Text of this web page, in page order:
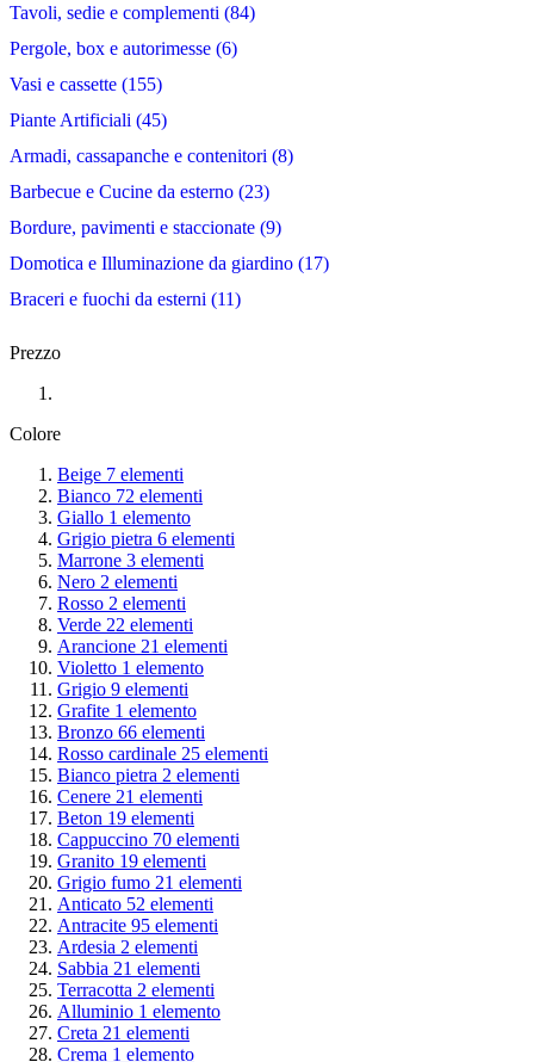
Tavoli, sedie e complementi 84
Pergole, box e autorimesse 6
Vasi e cassette 155
Piante Artificiali 45
Armadi, cassapanche e contenitori 8
Barbecue e Cucine da esterno 23
Bordure, pavimenti e staccionate 9
Domotica e Illuminazione da giardino 17
Braceri e fuochi da esterni
11
Prezzo
Colore
Beige 7 elementi
Bianco 72 elementi
Giallo 1 elemento
Grigio pietra 6 elementi
Marrone 3 elementi
Nero 2 elementi
Rosso 2 elementi
Verde 22 elementi
Arancione 21 elementi
Violetto 1 elemento
Grigio 9 elementi
Grafite 1 elemento
Bronzo 66 elementi
Rosso cardinale 25 elementi
Bianco pietra 2 elementi
Cenere 21 elementi
Beton 19 elementi
Cappuccino 70 elementi
Granito 19 elementi
Grigio fumo 21 elementi
Anticato 52 elementi
Antracite 95 elementi
Ardesia 2 elementi
Sabbia 21 elementi
Terracotta 2 elementi
Alluminio 1 elemento
Creta 21 elementi
Crema 1 elemento